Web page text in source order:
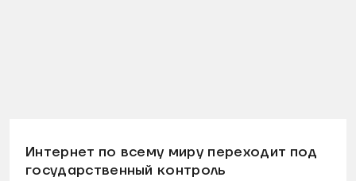
Интернет по всему миру переходит под
государственный контроль